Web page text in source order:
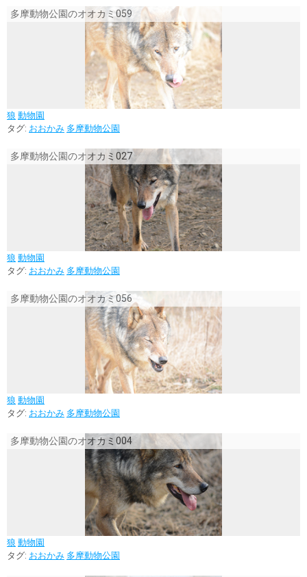
多摩動物公園のオオカミ059
狼 動物園
タグ: おおかみ 多摩動物公園
多摩動物公園のオオカミ027
狼 動物園
タグ: おおかみ 多摩動物公園
多摩動物公園のオオカミ056
狼 動物園
タグ: おおかみ 多摩動物公園
多摩動物公園のオオカミ004
狼 動物園
タグ: おおかみ 多摩動物公園